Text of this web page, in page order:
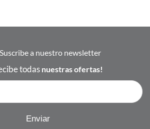
Suscribe a nuestro newsletter
todas nuestras ofertas!